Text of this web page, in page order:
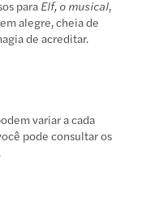
para Elf, o musical,
alegre, cheia de
de acreditar.
variar a cada
pode consultar os